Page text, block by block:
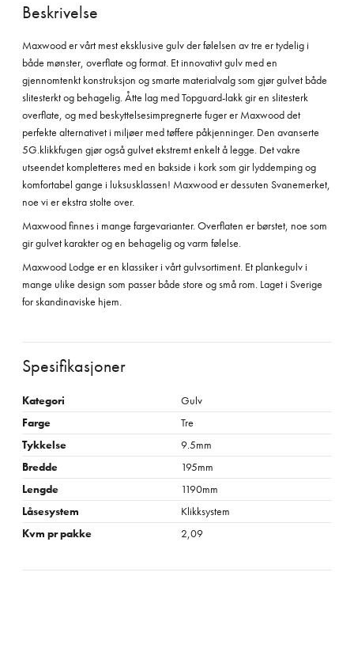
Beskrivelse
Maxwood er vårt mest eksklusive gulv der følelsen av tre er tydelig i
både mønster, overflate og format. Et innovativt gulv med en
gjennomtenkt konstruksjon og smarte materialvalg som gjør gulvet både
slitesterkt og behagelig. Åtte lag med Topguard-lakk gir en slitesterk
overflate, og med beskyttelsesimpregnerte fuger er Maxwood det
perfekte alternativet i miljøer med tøffere påkjenninger. Den avanserte
5G.klikkfugen gjør også gulvet ekstremt enkelt å legge. Det vakre
utseendet kompletteres med en bakside i kork som gir lyddemping og
komfortabel gange i luksusklassen! Maxwood er dessuten Svanemerket,
noe vi er ekstra stolte over.
Maxwood finnes i mange fargevarianter. Overflaten er børstet, noe som
gir gulvet karakter og en behagelig og varm følelse.
Maxwood Lodge er en klassiker i vårt gulvsortiment. Et plankegulv i
mange ulike design som passer både store og små rom. Laget i Sverige
for skandinaviske hjem.
Spesifikasjoner
Kategori
Gulv
Farge
Tre
Tykkelse
9.5mm
Bredde
195mm
Lengde
1190mm
Låsesystem
Klikksystem
Kvm pr pakke
2,09